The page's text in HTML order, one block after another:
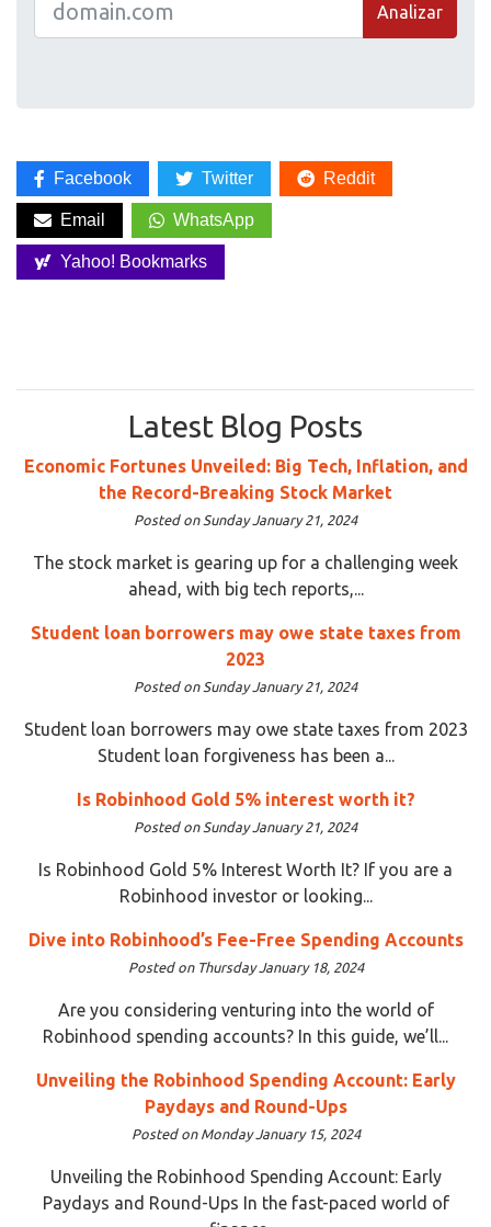
Analizar
Facebook Twitter Reddit
Email WhatsApp
Yahoo! Bookmarks
Latest Blog Posts
Economic Fortunes Unveiled: Big Tech, Inflation, and
the Record-Breaking Stock Market
Posted on Sunday January 21, 2024
The stock market is gearing up for a challenging week
ahead, with big tech reports,...
Student loan borrowers may owe state taxes from
2023
Posted on Sunday January 21, 2024
Student loan borrowers may owe state taxes from 2023
Student loan forgiveness has been a...
Is Robinhood Gold 5% interest worth it?
Posted on Sunday January 21, 2024
Is Robinhood Gold 5% Interest Worth It? If you are a
Robinhood investor or looking...
Dive into Robinhood’s Fee-Free Spending Accounts
Posted on Thursday January 18, 2024
Are you considering venturing into the world of
Robinhood spending accounts? In this guide, we’ll...
Unveiling the Robinhood Spending Account: Early
Paydays and Round-Ups
Posted on Monday January 15, 2024
Unveiling the Robinhood Spending Account: Early
Paydays and Round-Ups In the fast-paced world of